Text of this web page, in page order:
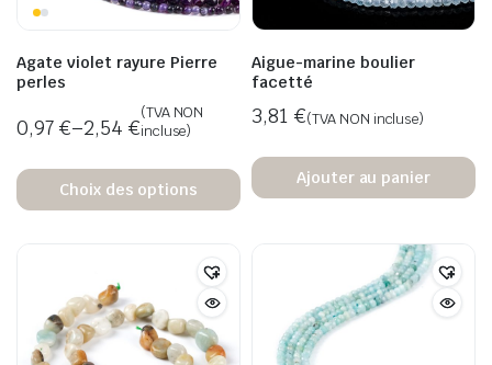
Agate violet rayure Pierre
perles
0,97 €–2,54 €
(TVA NON
incluse)
Choix des options
Aigue-marine boulier
facetté
3,81 €(TVA NON incluse)
Ajouter au panier